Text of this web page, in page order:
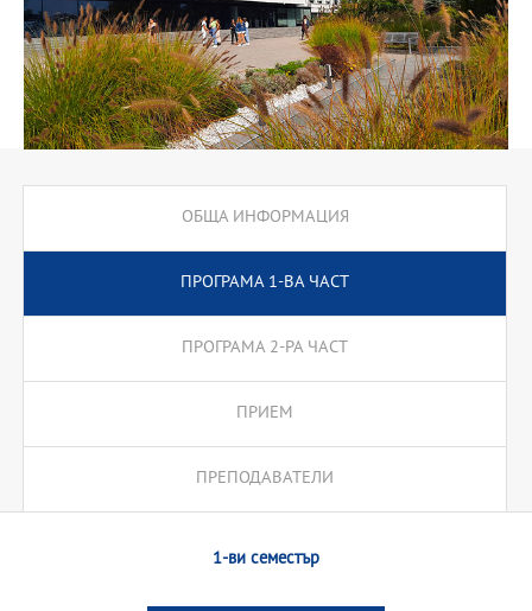
ОБЩА ИНФОРМАЦИЯ
ПРОГРАМА 1-ВА ЧАСТ
ПРОГРАМА 2-РА ЧАСТ
ПРИЕМ
ПРЕПОДАВАТЕЛИ
1-ви семестър